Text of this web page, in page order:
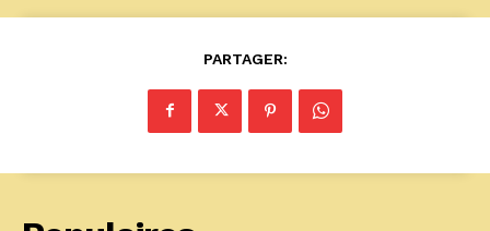
PARTAGER: